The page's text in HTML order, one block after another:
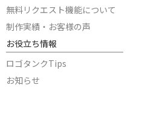
無料リクエスト機能について
制作実績・お客様の声
お役立ち情報
ロゴタンクTips
お知らせ